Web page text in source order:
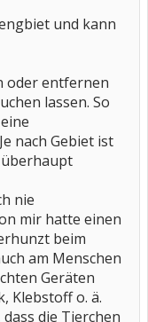
und kann
oder entfernen
lassen. So
nach Gebiet ist
nie
mir hatte einen
beim
am Menschen
Geräten
Klebstoff o. ä.
die Tierchen